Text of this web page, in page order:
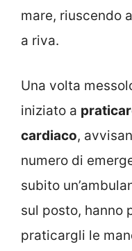
mare, riuscendo
a riva.
Una volta
iniziato a
cardiaco,
numero di
subito
sul posto, hanno
praticargli le